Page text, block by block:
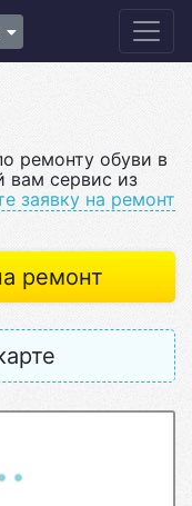
ремонту обуви в
вам сервис из
заявку на ремонт
ремонт